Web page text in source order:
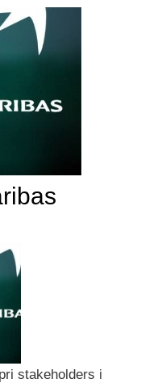
stakeholders i